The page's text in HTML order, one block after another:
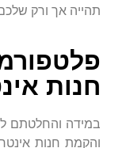
תהייה אך ורק
חנות
במידה והחלטתם
והקמת חנות